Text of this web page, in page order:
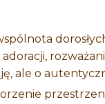
ale o